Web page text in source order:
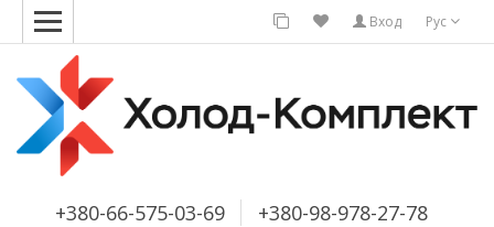
Рус
Вход
+380-66-575-03-69 +380-98-978-27-78